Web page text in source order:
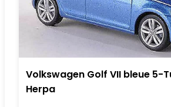
Volkswagen Golf VII bleue 5-
Herpa